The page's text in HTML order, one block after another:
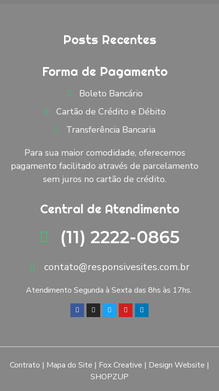
Posts Recentes
Forma de Pagamento
Boleto Bancário
Cartão de Crédito e Débito
Transferência Bancaria
Para sua maior comodidade, oferecemos
pagamento facilitado através de parcelamento
sem juros no cartão de crédito.
Central de Atendimento
(11) 2222-0865
contato@responsivesites.com.br
Atendimento Segunda à Sexta das 8hs às 17hs.
Contrato | Mapa do Site | Fox Creative | Design Website |
SHOPZUP